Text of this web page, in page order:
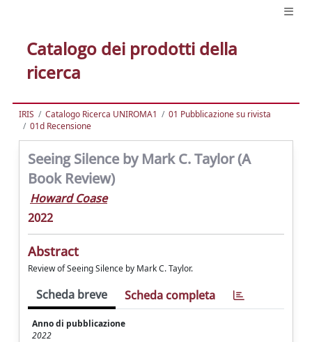
Catalogo dei prodotti della
ricerca
IRIS Catalogo Ricerca UNIROMA1
01 Pubblicazione su rivista
01d Recensione
Seeing Silence by Mark C. Taylor (A
Book Review)
Howard Coase
2022
Abstract
Review of Seeing Silence by Mark C. Taylor.
Scheda breve Scheda completa
Anno di pubblicazione
2022